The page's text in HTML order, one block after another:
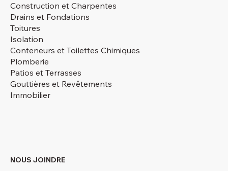
Construction et Charpentes
Drains et Fondations
Toitures
Isolation
Conteneurs et Toilettes Chimiques
Plomberie
Patios et Terrasses
Gouttières et Revêtements
Immobilier
NOUS JOINDRE